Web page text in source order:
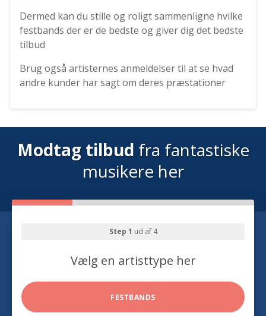
Dermed kan du stille og roligt sammenligne hvilke
festbands der er de bedste og giver dig det bedste
tilbud
Brug også artisternes anmeldelser til at se hvad
andre kunder har sagt om deres præstationer
Modtag tilbud fra fantastiske
musikere her
Step 1 ud af 4
Vælg en artisttype her
FESTBANDS